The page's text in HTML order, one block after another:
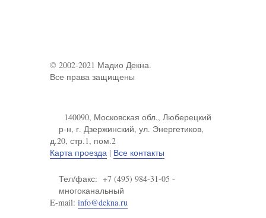
© 2002-2021 Мадио Декна.
Все права защищены
140090, Московская обл., Люберецкий
р-н, г. Дзержинский, ул. Энергетиков,
д.20, стр.1, пом.2
Карта проезда | Все контакты
Тел/факс: +7 (495) 984-31-05 -
многоканальный
E-mail: info@dekna.ru